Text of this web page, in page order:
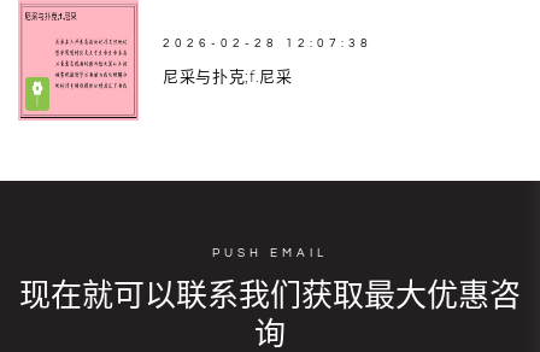
2026-02-28 12:07:38
尼采与扑克;f.尼采
PUSH EMAIL
现在就可以联系我们获取最大优惠咨
询